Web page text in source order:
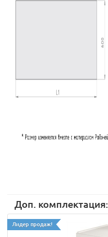
Доп. комплектация:
Лидер продаж!